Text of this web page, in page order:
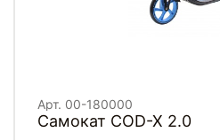
Арт. 00-180000
Самокат COD-X 2.0